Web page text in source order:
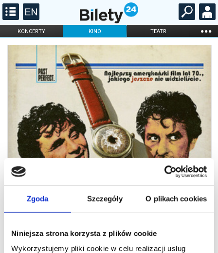
Zgoda Szczegóły O plikach cookies
Niniejsza strona korzysta z plików cookie
Wykorzystujemy pliki cookie w celu realizacji usług
KONCERTY KINO TEATR ...
FILHARMONIA OPERA I BALET
STAND-UP
ONLINE